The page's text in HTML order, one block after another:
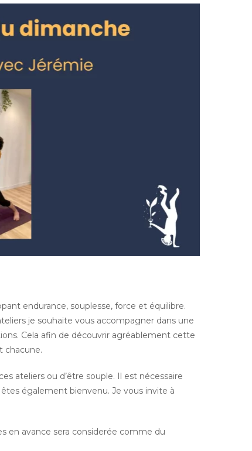
endurance, souplesse, force et équilibre.
je souhaite vous accompagner dans une
Cela afin de découvrir agréablement cette
chacune.
ateliers ou d’être souple. Il est nécessaire
êtes également bienvenu. Je vous invite à
en avance sera considerée comme du